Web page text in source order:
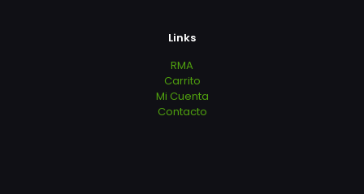
Links
RMA
Carrito
Mi Cuenta
Contacto